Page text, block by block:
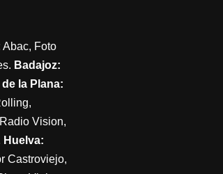
Abac, Foto
Badajoz:
la Plana:
Vision,
Huelva:
Castroviejo,